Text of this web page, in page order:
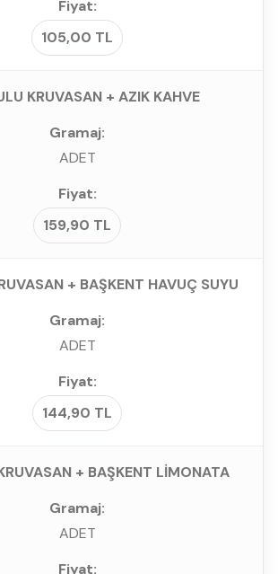
105,00 TL
KRUVASAN + AZIK KAHVE
ADET
159,90 TL
+ BAŞKENT HAVUÇ SUYU
ADET
144,90 TL
+ BAŞKENT LİMONATA
ADET